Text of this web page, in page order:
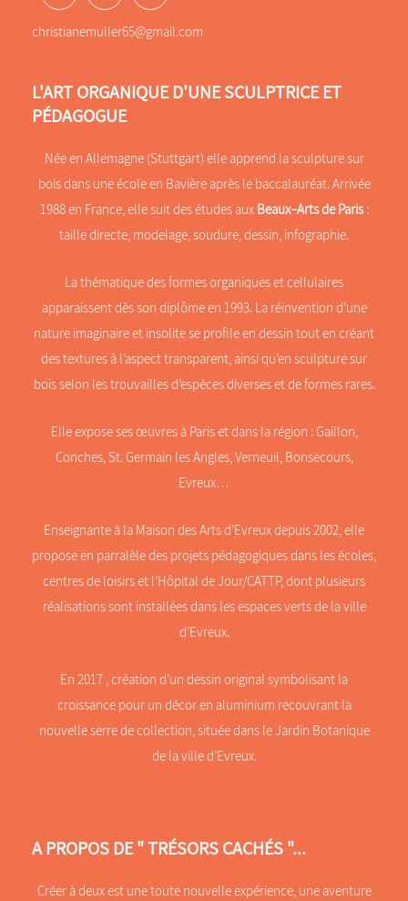
n
c
r
e
n
-
d
e
s
o
p
t
r
a
m
k
i
christianemuller65@gmail.com
L'ART ORGANIQUE D'UNE SCULPTRICE ET
PÉDAGOGUE
Née en Allemagne (Stuttgart) elle apprend la sculpture sur
bois dans une école en Bavière après le baccalauréat. Arrivée
1988 en France, elle suit des études aux Beaux–Arts de Paris:
taille directe, modelage, soudure, dessin, infographie.
La thématique des formes organiques et cellulaires
apparaissent dès son diplôme en 1993. La réinvention d’une
nature imaginaire et insolite se profile en dessin tout en créant
des textures à l’aspect transparent, ainsi qu’en sculpture sur
bois selon les trouvailles d’espèces diverses et de formes rares.
Elle expose ses œuvres à Paris et dans la région : Gaillon,
Conches, St. Germain les Angles, Verneuil, Bonsecours,
Evreux…
Enseignante à la Maison des Arts d’Evreux depuis 2002, elle
propose en parralèle des projets pédagogiques dans les écoles,
centres de loisirs et l’Hôpital de Jour/CATTP, dont plusieurs
réalisations sont installées dans les espaces verts de la ville
d’Evreux.
En 2017 , création d’un dessin original symbolisant la
croissance pour un décor en aluminium recouvrant la
nouvelle serre de collection, située dans le Jardin Botanique
de la ville d’Evreux.
A PROPOS DE " TRÉSORS CACHÉS "...
Créer à deux est une toute nouvelle expérience, une aventure